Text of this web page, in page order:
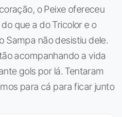
o Peixe ofereceu
que a do Tricolor e o
Sampa não desistiu dele.
acompanhando a vida
gols por lá. Tentaram
para cá para ficar junto